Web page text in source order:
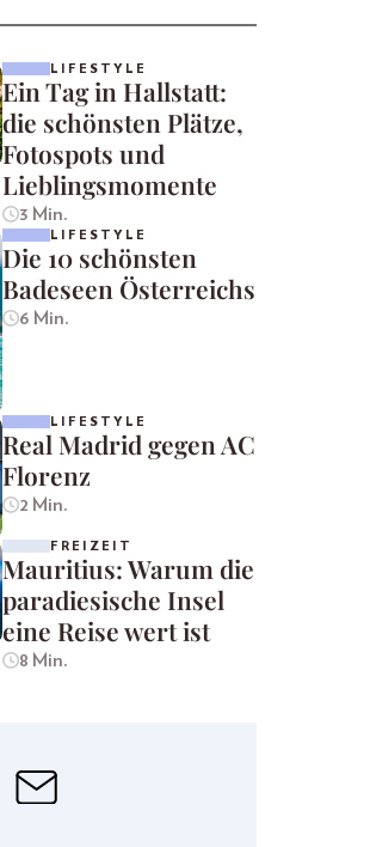
LIFESTYLE
Ein Tag in Hallstatt:
die schönsten Plätze,
Fotospots und
Lieblingsmomente
3 Min.
LIFESTYLE
Die 10 schönsten
Badeseen Österreichs
6 Min.
LIFESTYLE
Real Madrid gegen AC
Florenz
2 Min.
FREIZEIT
Mauritius: Warum die
paradiesische Insel
eine Reise wert ist
8 Min.